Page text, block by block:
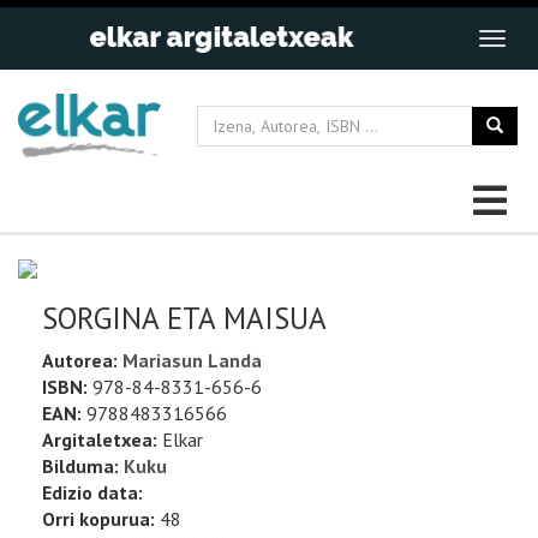
SORGINA ETA MAISUA
Autorea: Mariasun Landa
ISBN: 978-84-8331-656-6
EAN: 9788483316566
Argitaletxea: Elkar
Bilduma: Kuku
Edizio data:
Orri kopurua: 48